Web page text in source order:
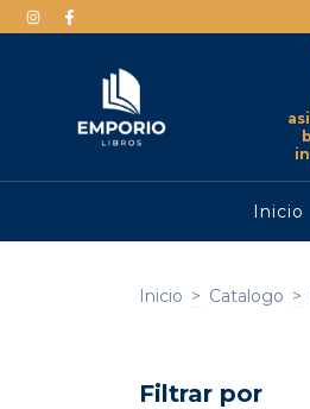
Inicio
Inicio > Catalogo >
Filtrar por